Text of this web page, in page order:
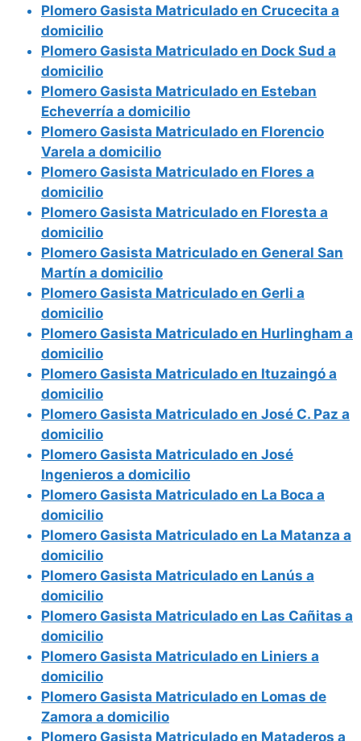
Plomero Gasista Matriculado en Crucecita a
domicilio
Plomero Gasista Matriculado en Dock Sud a
domicilio
Plomero Gasista Matriculado en Esteban
Echeverría a domicilio
Plomero Gasista Matriculado en Florencio
Varela a domicilio
Plomero Gasista Matriculado en Flores a
domicilio
Plomero Gasista Matriculado en Floresta a
domicilio
Plomero Gasista Matriculado en General San
Martín a domicilio
Plomero Gasista Matriculado en Gerli a
domicilio
Plomero Gasista Matriculado en Hurlingham a
domicilio
Plomero Gasista Matriculado en Ituzaingó a
domicilio
Plomero Gasista Matriculado en José C. Paz a
domicilio
Plomero Gasista Matriculado en José
Ingenieros a domicilio
Plomero Gasista Matriculado en La Boca a
domicilio
Plomero Gasista Matriculado en La Matanza a
domicilio
Plomero Gasista Matriculado en Lanús a
domicilio
Plomero Gasista Matriculado en Las Cañitas a
domicilio
Plomero Gasista Matriculado en Liniers a
domicilio
Plomero Gasista Matriculado en Lomas de
Zamora a domicilio
Plomero Gasista Matriculado en Mataderos a